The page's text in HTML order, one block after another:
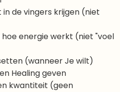
de vingers krijgen (niet
energie werkt (niet "voel
(wanneer Je wilt)
Healing geven
kwantiteit (geen